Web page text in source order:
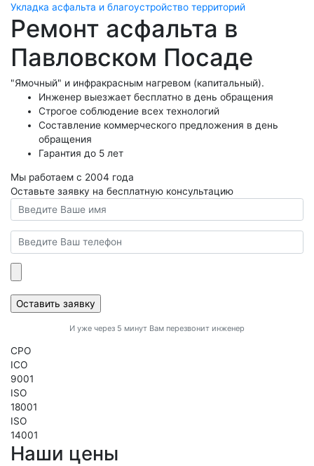
Укладка асфальта и благоустройство территорий
Ремонт асфальта в
Павловском Посаде
"Ямочный" и инфракрасным нагревом (капитальный).
Инженер выезжает бесплатно в день обращения
Строгое соблюдение всех технологий
Составление коммерческого предложения в день
обращения
Гарантия до 5 лет
Мы работаем с 2004 года
Оставьте заявку на бесплатную консультацию
И уже через 5 минут Вам перезвонит инженер
CPO
ICO
9001
ISO
18001
ISO
14001
Наши цены